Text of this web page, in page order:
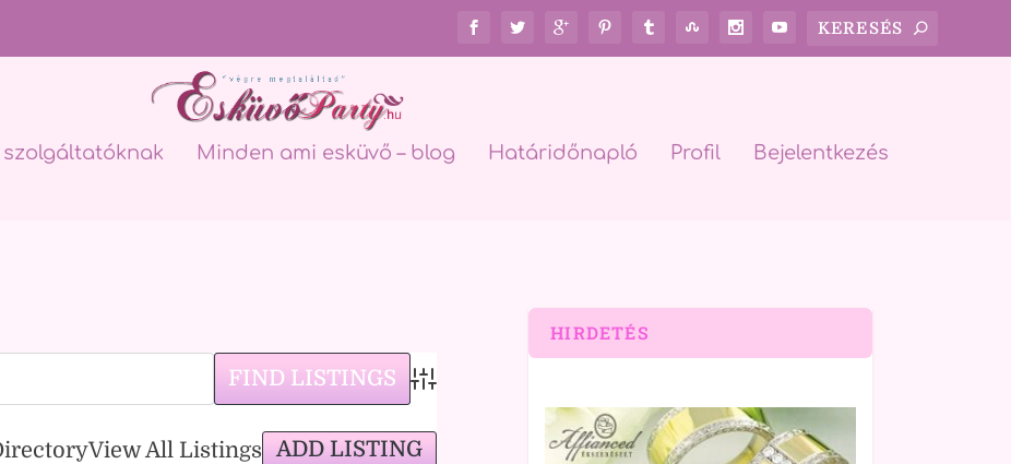
Minden ami esküvő – blog Határidőnapló Profil Bejelentkezés
Advanced Search
View All Listings ADD LISTING
HIRDETÉS